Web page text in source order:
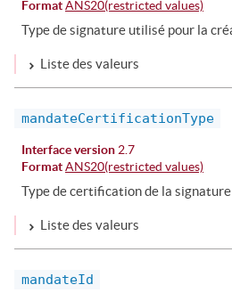
Format ANS20(restricted values)
Type de signature utilisé pour la
Liste des valeurs
mandateCertificationType
Interface version 2.7
Format ANS20(restricted values)
Type de certification de la
Liste des valeurs
mandateId